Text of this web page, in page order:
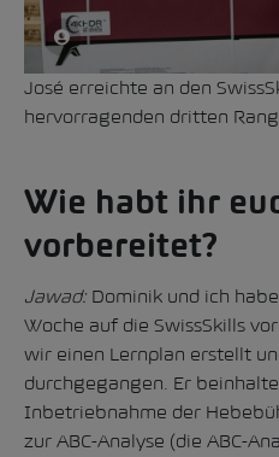
José erreichte an den
hervorragenden dritten Rang.
Wie habt ihr
vorbereitet?
Jawad: Dominik und ich
Woche auf die SwissSkills
wir einen Lernplan erstellt
durchgegangen. Er
Inbetriebnahme der
zur ABC-Analyse (die ABC-